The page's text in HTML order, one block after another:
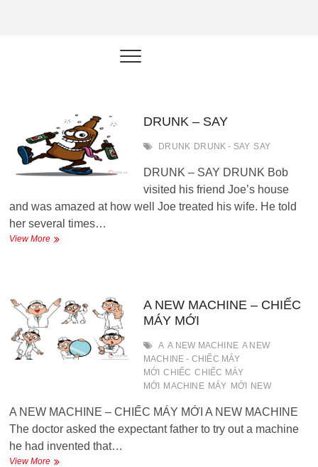
năng lực cá
nhân trong
thời đại AI
DRUNK – SAY
DRUNK DRUNK - SAY SAY
DRUNK – SAY DRUNK Bob
visited his friend Joe’s house
and was amazed at how well Joe treated his wife. He told
her several times…
View MoreDRUNK
A NEW MACHINE – CHIẾC
MÁY MỚI
A A NEW MACHINE A NEW
MACHINE - CHIẾC MÁY
MỚI
CHIẾC CHIẾC MÁY
MỚI
MACHINE MÁY MỚI NEW
A NEW MACHINE – CHIẾC MÁY MỚI A NEW MACHINE
The doctor asked the expectant father to try out a machine
he had invented that…
View MoreA